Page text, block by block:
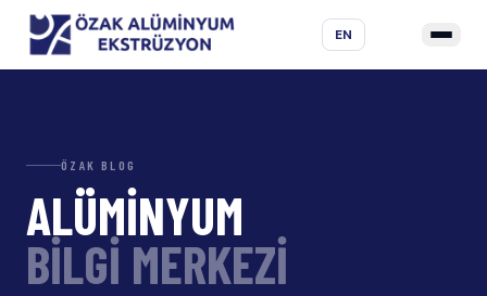
EN
ÖZAK BLOG
ALÜMİNYUM
BİLGİ MERKEZİ